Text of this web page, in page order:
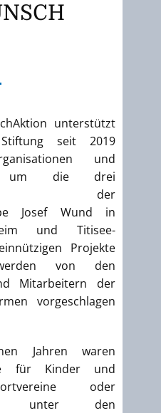
unterstützt
seit 2019
und
um die drei
der
Josef Wund in
und Titisee-
Projekte
von den
Mitarbeitern der
vorgeschlagen
Jahren waren
für Kinder und
oder
unter den